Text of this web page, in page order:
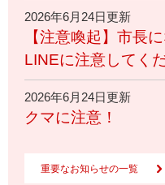
2026年6月24日更新
【注意喚起】市長
LINEに注意してく
2026年6月24日更新
クマに注意！
重要なお知らせの一覧